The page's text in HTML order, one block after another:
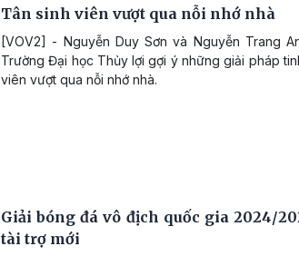
Tân sinh viên vượt qua nỗi nhớ nhà
[VOV2] - Nguyễn Duy Sơn và Nguyễn Trang
Trường Đại học Thủy lợi gợi ý những giải pháp
viên vượt qua nỗi nhớ nhà.
Giải bóng đá vô địch quốc gia 2024/
tài trợ mới